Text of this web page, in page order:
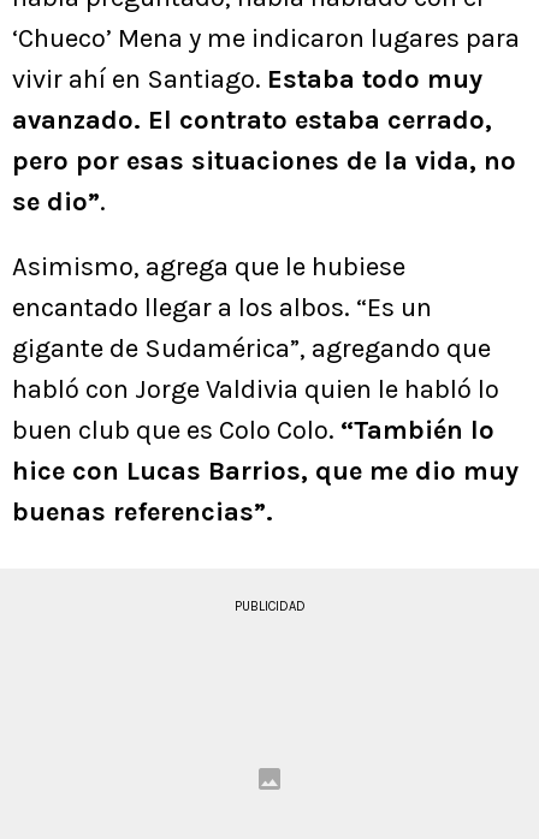
‘Chueco’ Mena y me indicaron lugares para
vivir ahí en Santiago. Estaba todo muy
avanzado. El contrato estaba cerrado,
pero por esas situaciones de la vida, no
se dio”.
Asimismo, agrega que le hubiese
encantado llegar a los albos. “Es un
gigante de Sudamérica”, agregando que
habló con Jorge Valdivia quien le habló lo
buen club que es Colo Colo. “También lo
hice con Lucas Barrios, que me dio muy
buenas referencias”.
PUBLICIDAD